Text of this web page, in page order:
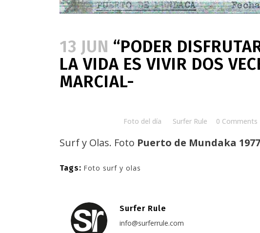
13 JUN “PODER
LA VIDA ES VIVIR DOS
MARCIAL-
Foto del día Surfer Rule 0 Comments
Surf y Olas. Foto Puerto de Mundaka 1977
Tags: Foto surf y olas
Surfer Rule
info@surferrule.com